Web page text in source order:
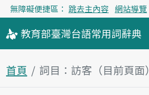
無障礙便捷區： 跳去主內容 網站導覽
教育部臺灣台語常用詞辭典
首頁 詞目：訪客（目前頁面）